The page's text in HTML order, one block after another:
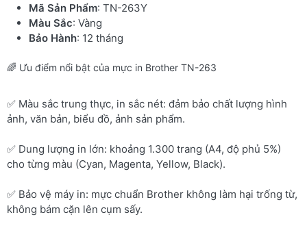
Mã Sản Phẩm: TN-263Y
Màu Sắc: Vàng
Bảo Hành: 12 tháng
🌈 Ưu điểm nổi bật của mực in Brother TN-263
✅ Màu sắc trung thực, in sắc nét: đảm bảo chất lượng hình
ảnh, văn bản, biểu đồ, ảnh sản phẩm.
✅ Dung lượng in lớn: khoảng 1.300 trang (A4, độ phủ 5%)
cho từng màu (Cyan, Magenta, Yellow, Black).
✅ Bảo vệ máy in: mực chuẩn Brother không làm hại trống từ,
không bám cặn lên cụm sấy.